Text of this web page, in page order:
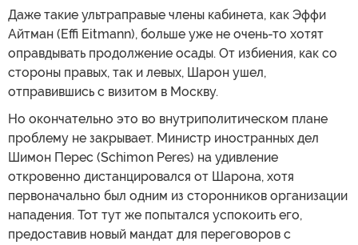
Даже такие ультраправые члены кабинета, как Эффи
Айтман (Effi Eitmann), больше уже не очень-то хотят
оправдывать продолжение осады. От избиения, как со
стороны правых, так и левых, Шарон ушел,
отправившись с визитом в Москву.
Но окончательно это во внутриполитическом плане
проблему не закрывает. Министр иностранных дел
Шимон Перес (Schimon Peres) на удивление
откровенно дистанцировался от Шарона, хотя
первоначально был одним из сторонников организации
нападения. Тот тут же попытался успокоить его,
предоставив новый мандат для переговоров с